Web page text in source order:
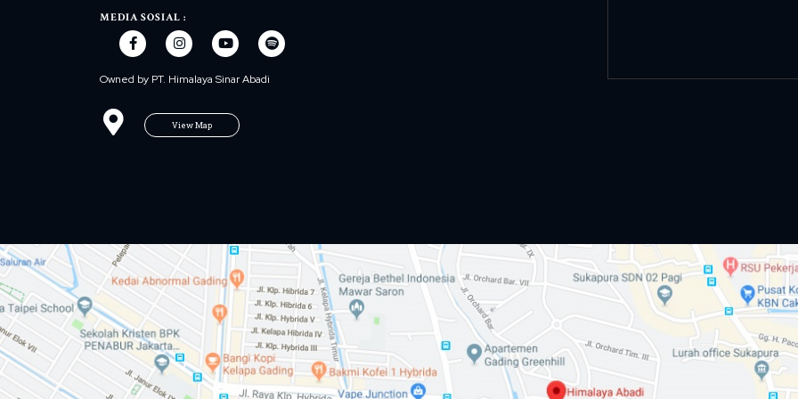
MEDIA SOSIAL :
Owned by PT. Himalaya Sinar Abadi
View Map